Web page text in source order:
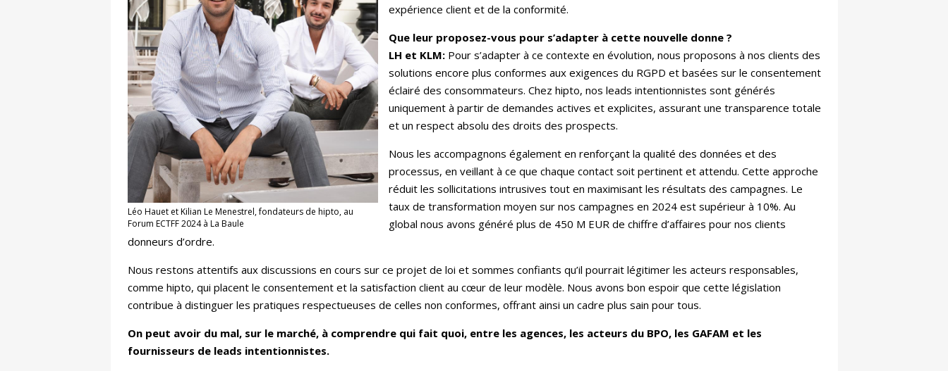
Léo Hauet et Kilian Le Menestrel, fondateurs de hipto, au
Forum ECTFF 2024 à La Baule
expérience client et de la conformité.
Que leur proposez-vous pour s’adapter à cette nouvelle donne ?
LH et KLM:Pour s’adapter à ce contexte en évolution, nous proposons à nos clients des
solutions encore plus conformes aux exigences du RGPD et basées sur le consentement
éclairé des consommateurs. Chez hipto, nos leads intentionnistes sont générés
uniquement à partir de demandes actives et explicites, assurant une transparence totale
et un respect absolu des droits des prospects.
Nous les accompagnons également en renforçant la qualité des données et des
processus, en veillant à ce que chaque contact soit pertinent et attendu. Cette approche
réduit les sollicitations intrusives tout en maximisant les résultats des campagnes. Le
taux de transformation moyen sur nos campagnes en 2024 est supérieur à 10%. Au
global nous avons généré plus de 450 M EUR de chiffre d’affaires pour nos clients
donneurs d’ordre.
Nous restons attentifs aux discussions en cours sur ce projet de loi et sommes confiants qu’il pourrait légitimer les acteurs responsables,
comme hipto, qui placent le consentement et la satisfaction client au cœur de leur modèle. Nous avons bon espoir que cette législation
contribue à distinguer les pratiques respectueuses de celles non conformes, offrant ainsi un cadre plus sain pour tous.
On peut avoir du mal, sur le marché, à comprendre qui fait quoi, entre les agences, les acteurs du BPO, les GAFAM et les
fournisseurs de leads intentionnistes.